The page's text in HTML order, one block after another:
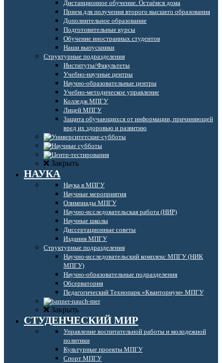
Дистанционное обучение. Остаёмся дома
Прием для получения второго высшего образования
Дополнительное образование
Подготовительные курсы
Обучение иностранных студентов
Наши выпускники
Структурные подразделения
Институты/Факультеты
Учебно-научные центры
Научно-образовательные центры
Учебно-методическое управление
Колледж МПГУ
Лицей МПГУ
Защита обучающихся от информации, причиняющей
вред их здоровью и развитию
Закрыть
НАУКА
Наука в МПГУ
Научные мероприятия
Олимпиады МПГУ
Научно-исследовательская работа (НИР)
Научные школы
Диссертационные советы
Издания МПГУ
Структурные подразделения
Научно-исследовательский комплекс МПГУ (НИК
МПГУ)
Научно-образовательные подразделения
Обсерватория
Педагогический Технопарк «Кванториум» МПГУ
Закрыть
СТУДЕНЧЕСКИЙ МИР
Управление воспитательной работы и молодежной
политики
Культурные проекты МПГУ
Спорт МПГУ